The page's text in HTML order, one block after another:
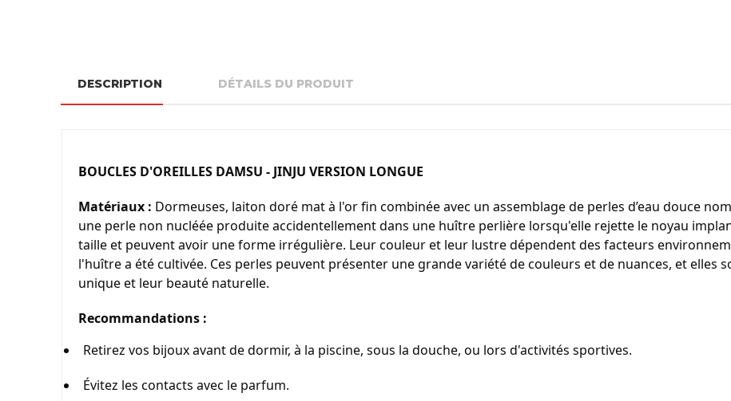
DESCRIPTION DÉTAILS DU PRODUIT
BOUCLES D'OREILLES DAMSU - JINJU VERSION LONGUE
Matériaux : Dormeuses, laiton doré mat à l'or fin combinée avec un assemblage de perles d’eau douce
une perle non nucléée produite accidentellement dans une huître perlière lorsqu'elle rejette le noyau
taille et peuvent avoir une forme irrégulière. Leur couleur et leur lustre dépendent des facteurs
l'huître a été cultivée. Ces perles peuvent présenter une grande variété de couleurs et de nuances, et elles
unique et leur beauté naturelle.
Recommandations :
Retirez vos bijoux avant de dormir, à la piscine, sous la douche, ou lors d'activités sportives.
Évitez les contacts avec le parfum.